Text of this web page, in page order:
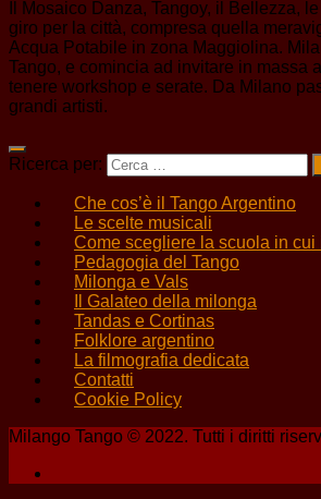
Il Mosaico Danza, Tangoy, il Bellezza,
giro per la città, compresa quella
Acqua Potabile in zona Maggiolina.
Tango, e comincia ad invitare in massa
tenere workshop e serate. Da Milano
grandi artisti.
Ricerca per:
Che cos’è il Tango Argentino
Le scelte musicali
Come scegliere la scuola in cui
Pedagogia del Tango
Milonga e Vals
Il Galateo della milonga
Tandas e Cortinas
Folklore argentino
La filmografia dedicata
Contatti
Cookie Policy
Milango Tango © 2022. Tutti i diritti